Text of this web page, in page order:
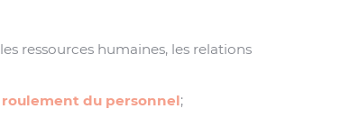
ressources humaines, les relations
roulement du personnel;